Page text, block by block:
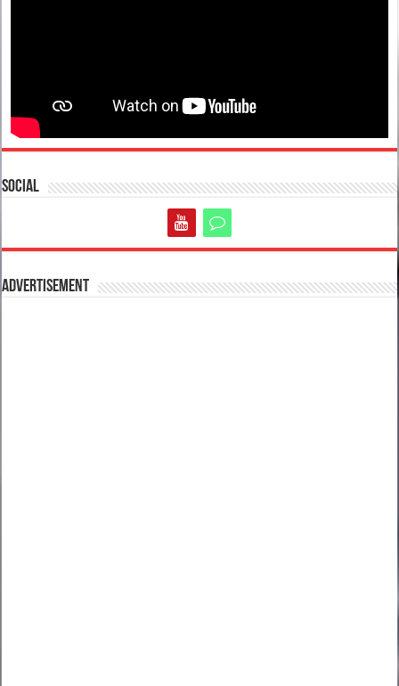
Social
Advertisement